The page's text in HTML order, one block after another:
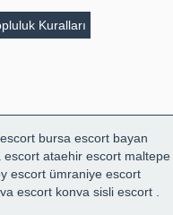
Kuralları
bursa escort bayan
escort ataehir escort maltepe
escort ümraniye escort
escort konya şişli escort ,